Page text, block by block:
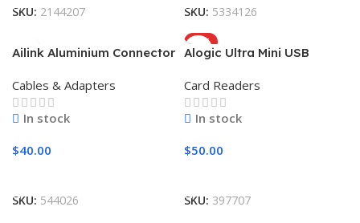
SKU: 2144207 SKU: 5334126
Ailink Aluminium Connector
Cables & Adapters
In stock
$40.00
SKU: 544026
HOT
Alogic Ultra Mini USB
Card Readers
In stock
$50.00
SKU: 397707